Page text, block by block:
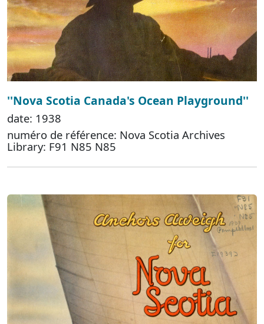
''Nova Scotia Canada's Ocean Playground''
date: 1938
numéro de référence: Nova Scotia Archives
Library: F91 N85 N85